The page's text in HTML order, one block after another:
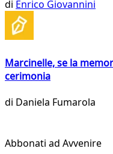
di Enrico Giovannini
Marcinelle, se la
cerimonia
di Daniela Fumarola
Abbonati ad Avvenire